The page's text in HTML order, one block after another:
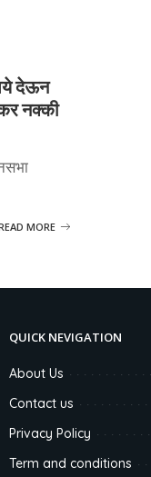
देऊन
नक्की
MORE
QUICK NEVIGATION
About Us
Contact us
Privacy Policy
Term and conditions